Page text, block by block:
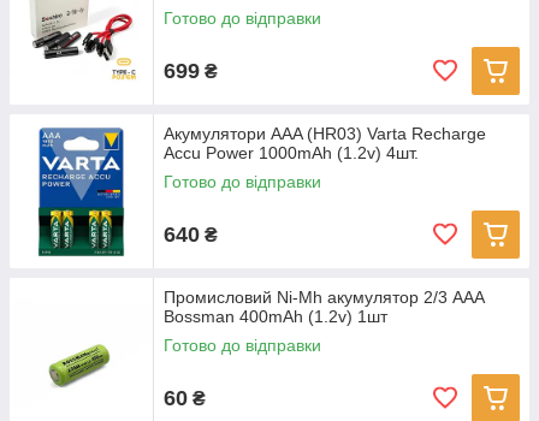
Готово до відправки
699 ₴
Акумулятори AAA (HR03) Varta Recharge
Accu Power 1000mAh (1.2v) 4шт.
Готово до відправки
640 ₴
Промисловий Ni-Mh акумулятор 2/3 AAA
Bossman 400mAh (1.2v) 1шт
Готово до відправки
60 ₴